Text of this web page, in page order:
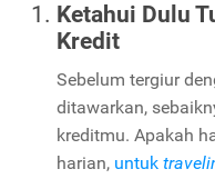
Ketahui Dulu
Kredit
Sebelum tergiur
ditawarkan,
kreditmu. Apakah
harian, untuk